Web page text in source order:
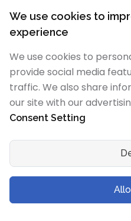
गिगाग्राम को टन (Long टन)
गिगाग्राम को US टन (Short
गिगाग्राम को Tonne (Metric
गिगाग्राम को Quintal
गिगाग्राम को
गिगाग्राम को Kiloton
गिगाग्राम को Carat में बदलें
गिगाग्राम को Atomic mass
गिगाग्राम को Planck mass
We use cookies to
experience
We use cookies to
provide social media
traffic. We also share
our site with our
Consent Setting